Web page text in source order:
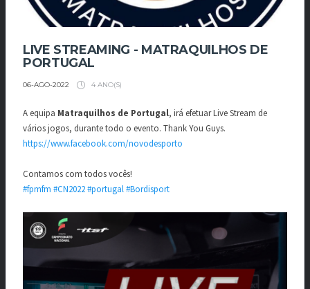
LIVE STREAMING - MATRAQUILHOS DE
PORTUGAL
06-AGO-2022 4 ANO(S)
A equipa Matraquilhos de Portugal, irá efetuar Live Stream de
vários jogos, durante todo o evento. Thank You Guys.
https://www.facebook.com/novodesporto
Contamos com todos vocês!
#fpmfm #CN2022#portugal#Bordisport